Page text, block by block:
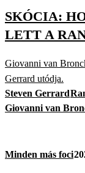
SKÓCIA:
LETT A
Giovanni van
Gerrard utódja.
Steven Gerrard
Giovanni van
Minden más foci